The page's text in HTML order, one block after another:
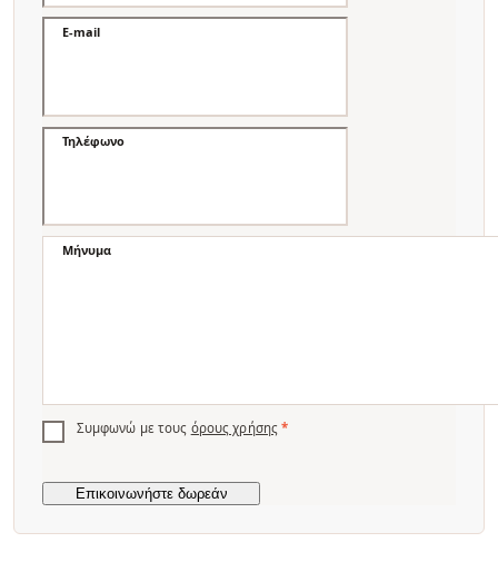
E-mail
Τηλέφωνο
Μήνυμα
Συμφωνώ με τους όρους χρήσης *